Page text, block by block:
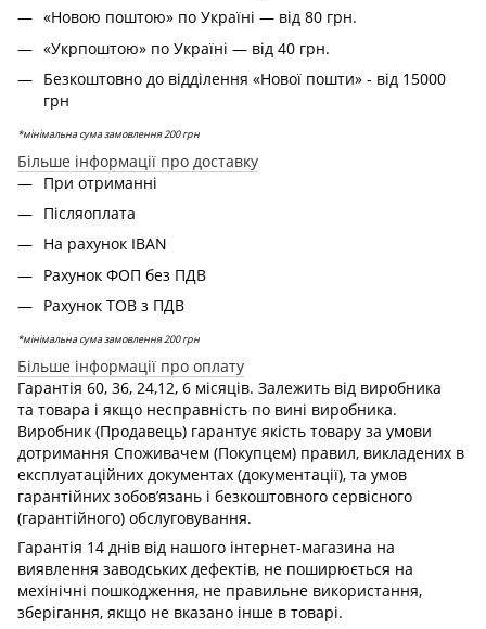
«Новою поштою» по Україні — від 80 грн.
«Укрпоштою» по Україні — від 40 грн.
Безкоштовно до відділення «Нової пошти» - від 15000
грн
*мінімальна сума замовлення 200 грн
Більше інформації про доставку
При отриманні
Післяоплата
На рахунок IBAN
Рахунок ФОП без ПДВ
Рахунок ТОВ з ПДВ
*мінімальна сума замовлення 200 грн
Більше інформації про оплату
Гарантія 60, 36, 24,12, 6 місяців. Залежить від виробника
та товара і якщо несправність по вині виробника.
Виробник (Продавець) гарантує якість товару за умови
дотримання Споживачем (Покупцем) правил, викладених в
експлуатаційних документах (документації), та умов
гарантійних зобов’язань і безкоштовного сервісного
(гарантійного) обслуговування.
Гарантія 14 днів від нашого інтернет-магазина на
виявлення заводських дефектів, не поширюється на
мехінічні пошкодження, не правильне використання,
зберігання, якщо не вказано інше в товарі.